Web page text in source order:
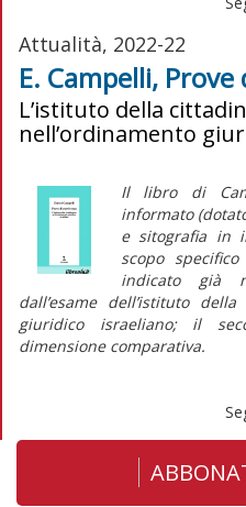
Attualità, 2022-22
E. Campelli,
L’istituto della
nell’ordinamento
Il libro di
informato
e sitografia in
scopo
indicato già
dall’esame dell’istituto
giuridico israeliano; il
dimensione comparativa.